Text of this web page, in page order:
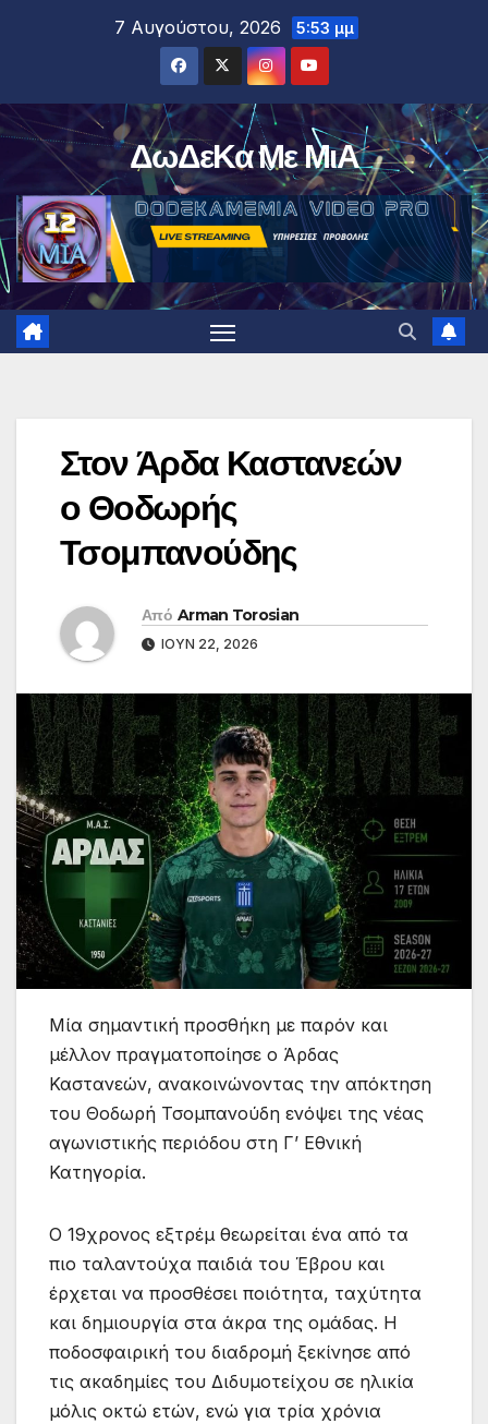
7 Αυγούστου, 2026 5:53 μμ
ΔωΔεΚα Με ΜιΑ
Στον Άρδα Καστανεών
ο Θοδωρής
Τσομπανούδης
Από Arman Torosian
ΙΟΎΝ 22, 2026
Μία σημαντική προσθήκη με παρόν και
μέλλον πραγματοποίησε ο Άρδας
Καστανεών, ανακοινώνοντας την απόκτηση
του Θοδωρή Τσομπανούδη ενόψει της νέας
αγωνιστικής περιόδου στη Γ’ Εθνική
Κατηγορία.
Ο 19χρονος εξτρέμ θεωρείται ένα από τα
πιο ταλαντούχα παιδιά του Έβρου και
έρχεται να προσθέσει ποιότητα, ταχύτητα
και δημιουργία στα άκρα της ομάδας. Η
ποδοσφαιρική του διαδρομή ξεκίνησε από
τις ακαδημίες του Διδυμοτείχου σε ηλικία
μόλις οκτώ ετών, ενώ για τρία χρόνια